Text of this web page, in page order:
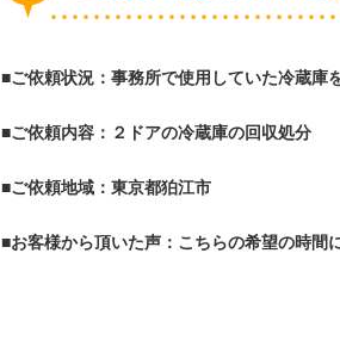
■ご依頼状況：事務所で使用していた冷蔵庫
■ご依頼内容：２ドアの冷蔵庫の回収処分
■ご依頼地域：東京都狛江市
■お客様から頂いた声：こちらの希望の時間